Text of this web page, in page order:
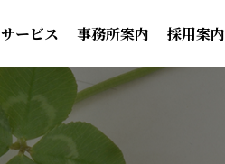
サービス 事務所案内 採用案内